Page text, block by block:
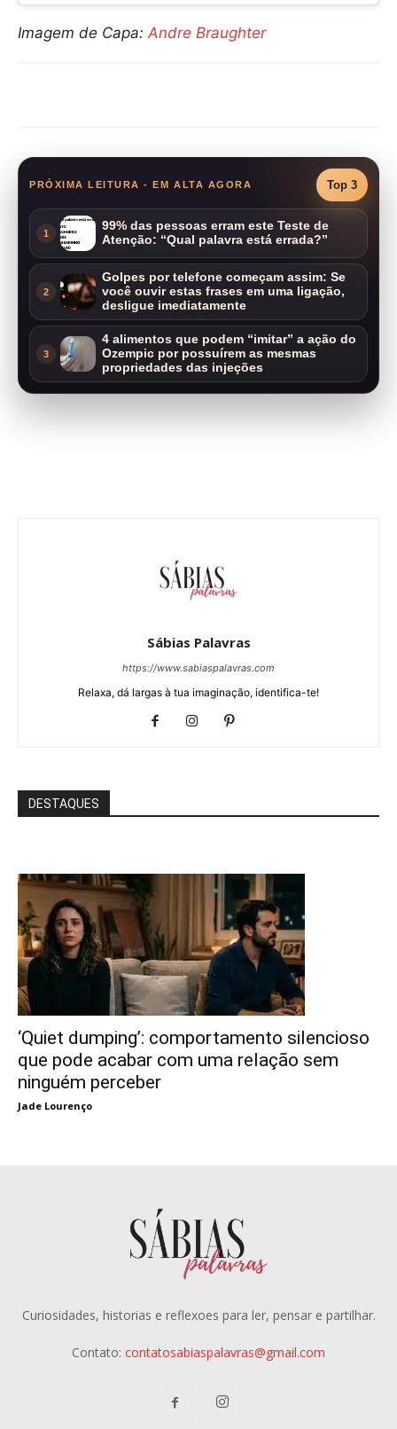
Imagem de Capa: Andre Braughter
PRÓXIMA LEITURA - EM ALTA AGORA Top 3
1
99% das pessoas erram este Teste de
Atenção: “Qual palavra está errada?”
2
Golpes por telefone começam assim: Se
você ouvir estas frases em uma ligação,
desligue imediatamente
3
4 alimentos que podem “imitar” a ação do
Ozempic por possuírem as mesmas
propriedades das injeções
Sábias Palavras
https://www.sabiaspalavras.com
Relaxa, dá largas à tua imaginação, identifica-te!
DESTAQUES
‘Quiet dumping’: comportamento silencioso
que pode acabar com uma relação sem
ninguém perceber
Jade Lourenço
Curiosidades, historias e reflexoes para ler, pensar e partilhar.
Contato: contatosabiaspalavras@gmail.com